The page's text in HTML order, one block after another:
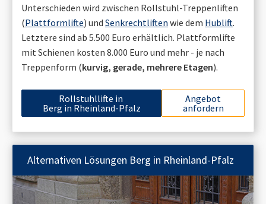
Unterschieden wird zwischen Rollstuhl-Treppenliften
(Plattformlifte) und Senkrechtliften wie dem Hublift.
Letztere sind ab 5.500 Euro erhältlich. Plattformlifte
mit Schienen kosten 8.000 Euro und mehr - je nach
Treppenform (kurvig, gerade, mehrere Etagen).
Rollstuhllifte in
Berg in Rheinland-Pfalz
Angebot
anfordern
Alternativen Lösungen Berg in Rheinland-Pfalz